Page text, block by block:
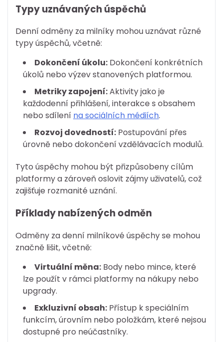
Typy uznávaných úspěchů
Denní odměny za milníky mohou uznávat různé
typy úspěchů, včetně:
Dokončení úkolu: Dokončení konkrétních
úkolů nebo výzev stanovených platformou.
Metriky zapojení:Aktivity jako je
každodenní přihlášení, interakce s obsahem
nebo sdílení na sociálních médiích.
Rozvoj dovedností: Postupování přes
úrovně nebo dokončení vzdělávacích modulů.
Tyto úspěchy mohou být přizpůsobeny cílům
platformy a zároveň oslovit zájmy uživatelů, což
zajišťuje rozmanité uznání.
Příklady nabízených odměn
Odměny za denní milníkové úspěchy se mohou
značně lišit, včetně:
Virtuální měna: Body nebo mince, které
lze použít v rámci platformy na nákupy nebo
upgrady.
Exkluzivní obsah: Přístup k speciálním
funkcím, úrovním nebo položkám, které nejsou
dostupné pro neúčastníky.